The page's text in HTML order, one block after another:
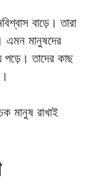
বাড়ে। তারা
এমন মানুষদের
পড়ে। তাদের কাছ
মানুষ রাখাই